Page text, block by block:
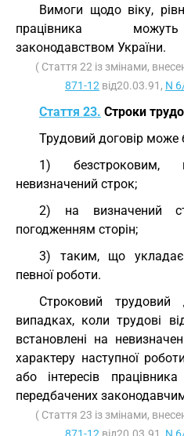
Вимоги щодо віку,
працівника
законодавством України.
( Стаття 22 із змінами,
871-12 від20.03.91, N
Стаття 23. Строки
Трудовий договір може
1) безстроковим,
невизначений строк;
2) на визначений
погодженням сторін;
3) таким, що
певної роботи.
Строковий трудовий
випадках, коли трудові
встановлені на
характеру наступної
або інтересів
передбачених
( Стаття 23 із змінами,